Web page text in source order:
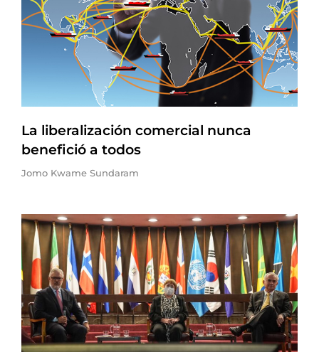
La liberalización comercial nunca
benefició a todos
Jomo Kwame Sundaram